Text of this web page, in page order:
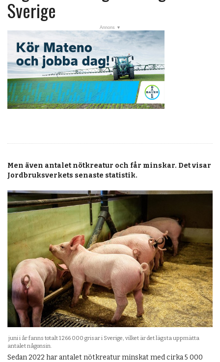
Veckans nyheter
RSS-flöde
OPINION
KALENDER
MARKNAD
ANNONSERA
PRENUMERERA
OM OSS
Sverige
Men även antalet nötkreatur och får minskar. Det visar
Jordbruksverkets senaste statistik.
juni i år fanns totalt 1 266 000 grisar i Sverige, vilket är det lägsta uppmätta
antalet någonsin.
Sedan 2022 har antalet nötkreatur minskat med cirka 5 000